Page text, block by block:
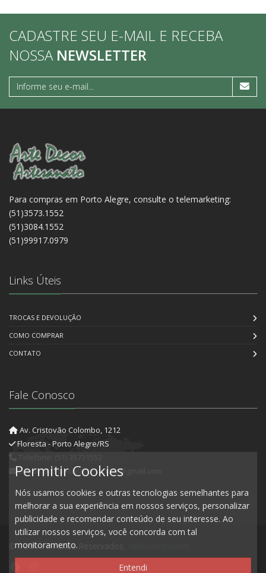
CADASTRE SEU E-MAIL E RECEBA
NOSSA NEWSLETTER
Para compras em Porto Alegre, consulte o telemarketing:
(51)3573.1552
(51)3084.1552
(51)99917.0979
Links Úteis
TROCAS E DEVOLUÇÃO
COMO COMPRAR
CONTATO
Fale Conosco
Av. Cristovão Colombo, 1212
Floresta - Porto Alegre/RS
E-mail: artedecorartesanato@gmail.com
© Todos Direitos Reservados.
Permitir Cookies
Nós usamos cookies e outras tecnologias semelhantes para
melhorar a sua experiência em nossos serviços, personalizar
publicidade e recomendar conteúdo de seu interesse. Ao
utilizar nossos serviços, você concorda com tal
monitoramento.
Entendi